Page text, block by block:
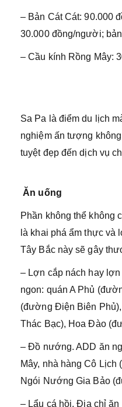
– Bản Cát Cát: 90.000
30.000 đồng/người;
– Cầu kính Rồng Mây:
Sa Pa là điểm du lịch
nghiệm ấn tượng
tuyệt đẹp đến dịch vụ
Ăn uống
Phần không thể không
là khai phá ẩm thực và
Tây Bắc này sẽ gây
– Lợn cắp nách hay
ngon: quán A Phủ
(đường Điện Biên
Thác Bạc), Hoa Đào
– Đồ nướng. ADD ăn
Mây, nhà hàng Cô
Ngói Nướng Gia Bảo
– Lẩu cá hồi. Địa chỉ